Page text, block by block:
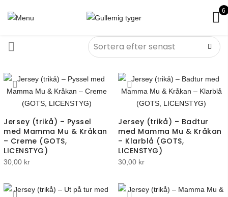
6
Jersey (trikå) – Pyssel
med Mamma Mu & Kråkan
– Creme (GOTS,
LICENSTYG)
30,00 kr
Jersey (trikå) – Badtur
med Mamma Mu & Kråkan
– Klarblå (GOTS,
LICENSTYG)
30,00 kr